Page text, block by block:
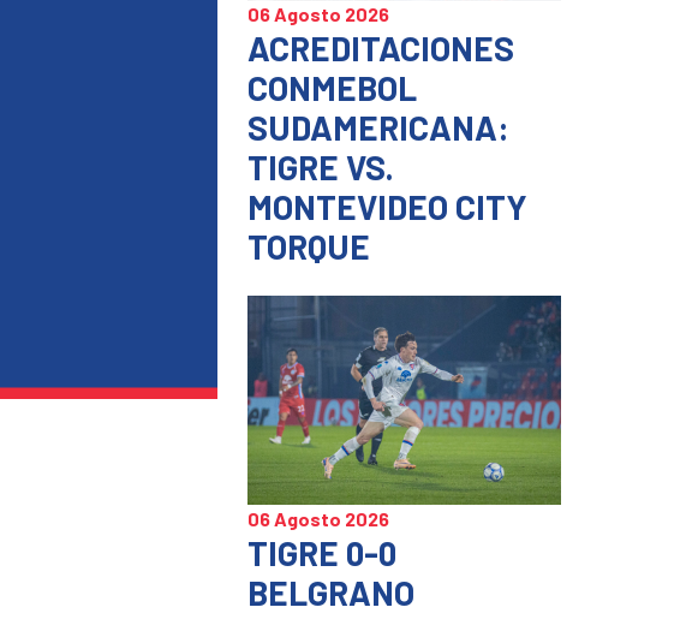
06 Agosto 2026
ACREDITACIONES
CONMEBOL
SUDAMERICANA:
TIGRE VS.
MONTEVIDEO CITY
TORQUE
06 Agosto 2026
TIGRE 0-0
BELGRANO